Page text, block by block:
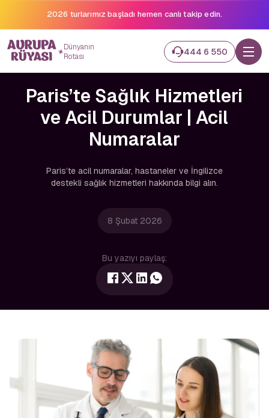
2026 turlarımız başladı hemen canlı takip edin.
Dünyanın
Rotası
444 6 550
Paris’te Sağlık Hizmetleri
ve Acil Durumlar | Acil
Numaralar
Paris’te acil numaralar, hastaneler ve İngilizce
destekli sağlık hizmetleri hakkında bilgi alın.
8 Şubat 2026
Bu yazıyı paylaş: